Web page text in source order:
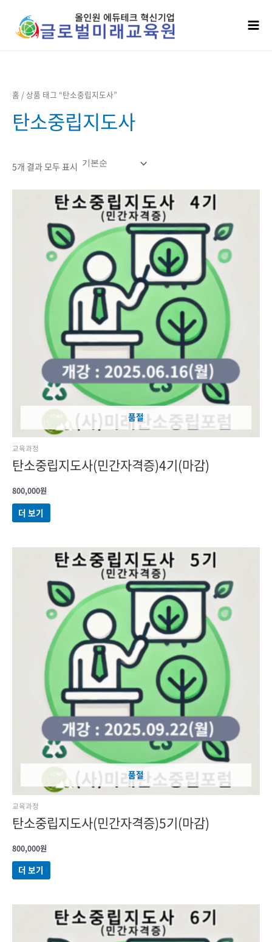
건너뛰기
홈 / 상품 태그 “탄소중립지도사”
탄소중립지도사
5개 결과 모두 표시
품절
교육과정
탄소중립지도사(민간자격증)4기(마감)
800,000원
더 보기
품절
교육과정
탄소중립지도사(민간자격증)5기(마감)
800,000원
더 보기